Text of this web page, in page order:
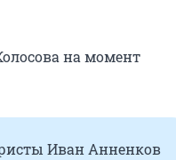
на момент
Иван Анненков